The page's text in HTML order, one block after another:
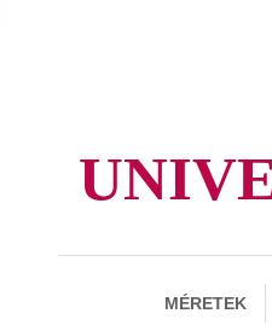
MÉRETEK